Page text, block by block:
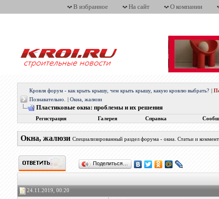
В избранное На сайт О компании
Кровля форум - как крыть крышу, чем крыть крышу, какую кровлю выбрать?
Познавательно.
Окна, жалюзи
Пластиковые окна: проблемы и их решения
Регистрация Галерея Справка
Окна, жалюзи Специализированный раздел форума - окна. Статьи и
Поделиться…
24.11.2019, 00:20